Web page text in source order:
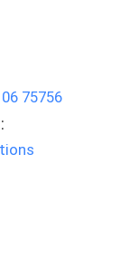
75756